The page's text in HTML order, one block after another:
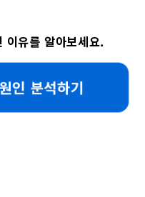
이유를 알아보세요.
인 분석하기